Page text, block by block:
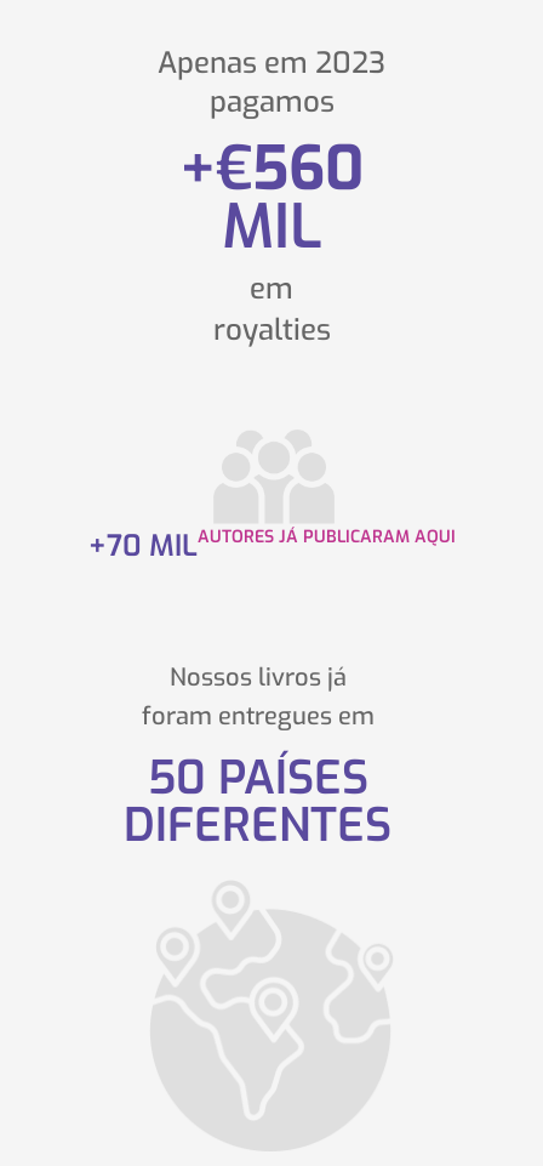
Apenas em 2023
pagamos
+€560
MIL
em
royalties
+70 MILAUTORES JÁ PUBLICARAM AQUI
Nossos livros já
foram entregues em
50 PAÍSES
DIFERENTES